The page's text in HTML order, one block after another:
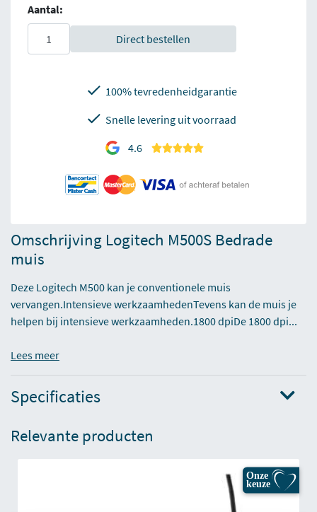
Aantal:
Direct bestellen
100% tevredenheidgarantie
Snelle levering uit voorraad
4.6
Omschrijving Logitech M500S Bedrade
muis
Deze Logitech M500 kan je conventionele muis
vervangen.Intensieve werkzaamhedenTevens kan de muis je
helpen bij intensieve werkzaamheden.1800 dpiDe 1800 dpi...
Lees meer
Specificaties
Relevante producten
Onze
keuze